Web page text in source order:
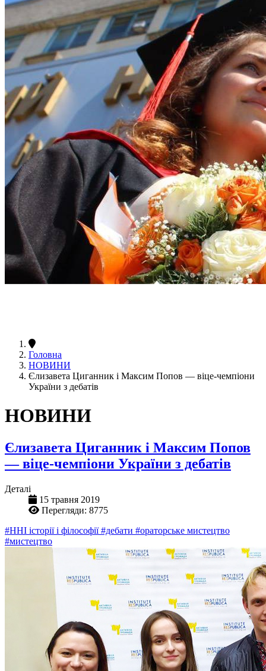
Головна
НОВИНИ
Єлизавета Циганник і Максим Попов — віце-чемпіони
України з дебатів
НОВИНИ
Єлизавета Циганник і Максим Попов
— віце-чемпіони України з дебатів
Деталі
15 травня 2019
Перегляди: 8775
#ННІ історії і філософії#дебати #ораторське мистецтво
#мистецтво